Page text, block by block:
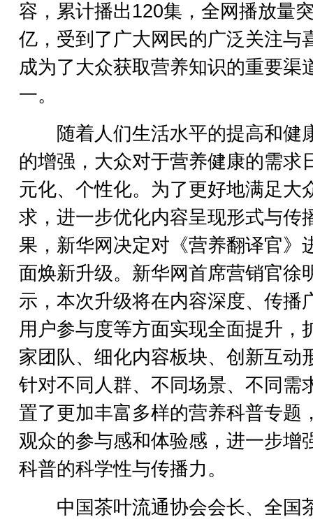
容，累计播出120集，全网播放量
亿，受到了广大网民的广泛关注与
成为了大众获取营养知识的重要渠
一。
随着人们生活水平的提高和健
的增强，大众对于营养健康的需求
元化、个性化。为了更好地满足大
求，进一步优化内容呈现形式与传
果，新华网决定对《营养翻译官》
面焕新升级。新华网首席营销官徐
示，本次升级将在内容深度、传播
用户参与度等方面实现全面提升，
家团队、细化内容板块、创新互动
针对不同人群、不同场景、不同需
置了更加丰富多样的营养科普专题
观众的参与感和体验感，进一步增
科普的科学性与传播力。
中国茶叶流通协会会长、全国